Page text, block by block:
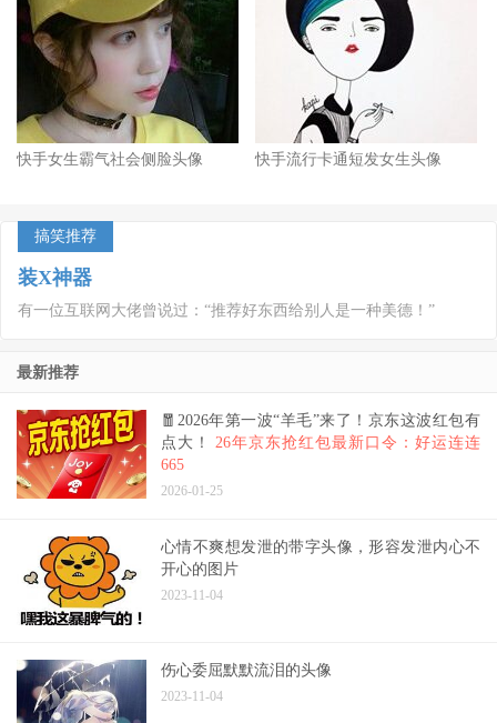
快手女生霸气社会侧脸头像 快手流行卡通短发女生头像
搞笑推荐
装X神器
有一位互联网大佬曾说过：“推荐好东西给别人是一种美德！”
最新推荐
🧧2026年第一波“羊毛”来了！京东这波红包有
点大！ 26年京东抢红包最新口令：好运连连
665
2026-01-25
心情不爽想发泄的带字头像，形容发泄内心不
开心的图片
2023-11-04
伤心委屈默默流泪的头像
2023-11-04